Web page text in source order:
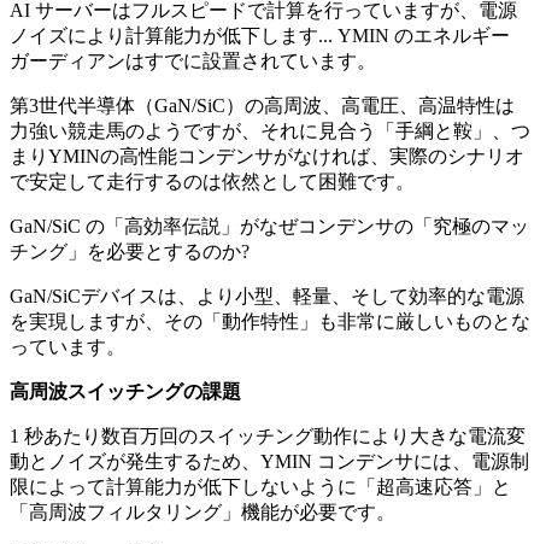
AI サーバーはフルスピードで計算を行っていますが、電源
ノイズにより計算能力が低下します... YMIN のエネルギー
ガーディアンはすでに設置されています。
第3世代半導体（GaN/SiC）の高周波、高電圧、高温特性は
力強い競走馬のようですが、それに見合う「手綱と鞍」、つ
まりYMINの高性能コンデンサがなければ、実際のシナリオ
で安定して走行するのは依然として困難です。
GaN/SiC の「高効率伝説」がなぜコンデンサの「究極のマッ
チング」を必要とするのか?
GaN/SiCデバイスは、より小型、軽量、そして効率的な電源
を実現しますが、その「動作特性」も非常に厳しいものとな
っています。
高周波スイッチングの課題
1 秒あたり数百万回のスイッチング動作により大きな電流変
動とノイズが発生するため、YMIN コンデンサには、電源制
限によって計算能力が低下しないように「超高速応答」と
「高周波フィルタリング」機能が必要です。